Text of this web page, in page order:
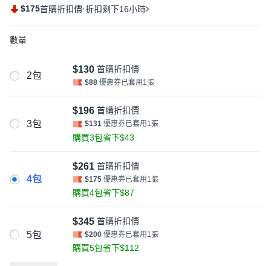
$175首購折扣價·折扣剩下16小時
數量
2包
$130 首購折扣價
$88 優惠券已套用1張
3包
$196 首購折扣價
$131 優惠券已套用1張
購買3包省下$43
4包
$261 首購折扣價
$175 優惠券已套用1張
購買4包省下$87
5包
$345 首購折扣價
$200 優惠券已套用1張
購買5包省下$112